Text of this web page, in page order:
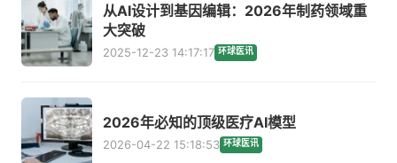
从AI设计到基因编辑：2026年制药领域重
大突破
2025-12-23 14:17:17 环球医讯
2026年必知的顶级医疗AI模型
2026-04-22 15:18:53 环球医讯